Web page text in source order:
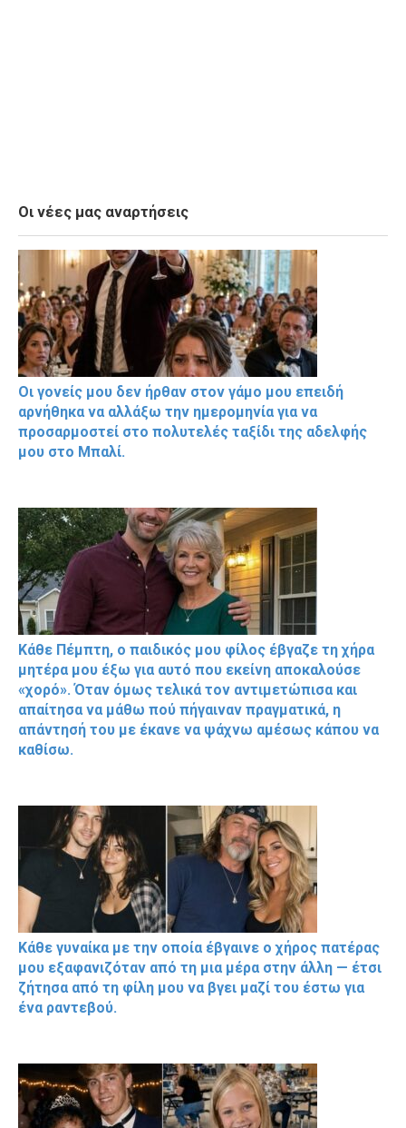
Οι νέες μας αναρτήσεις
Οι γονείς μου δεν ήρθαν στον γάμο μου επειδή
αρνήθηκα να αλλάξω την ημερομηνία για να
προσαρμοστεί στο πολυτελές ταξίδι της αδελφής
μου στο Μπαλί.
Κάθε Πέμπτη, ο παιδικός μου φίλος έβγαζε τη χήρα
μητέρα μου έξω για αυτό που εκείνη αποκαλούσε
«χορό». Όταν όμως τελικά τον αντιμετώπισα και
απαίτησα να μάθω πού πήγαιναν πραγματικά, η
απάντησή του με έκανε να ψάχνω αμέσως κάπου να
καθίσω.
Κάθε γυναίκα με την οποία έβγαινε ο χήρος πατέρας
μου εξαφανιζόταν από τη μια μέρα στην άλλη — έτσι
ζήτησα από τη φίλη μου να βγει μαζί του έστω για
ένα ραντεβού.